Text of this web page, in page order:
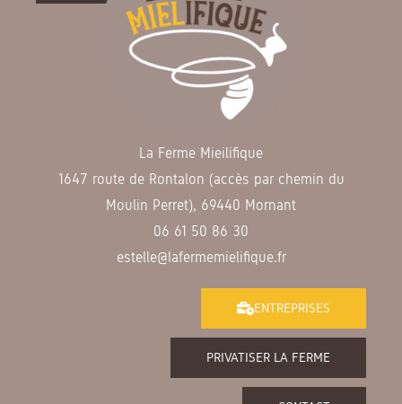
La Ferme Mieilifique
1647 route de Rontalon (accès par chemin du
Moulin Perret), 69440 Mornant
06 61 50 86 30
estelle@lafermemielifique.fr
ENTREPRISES
PRIVATISER LA FERME